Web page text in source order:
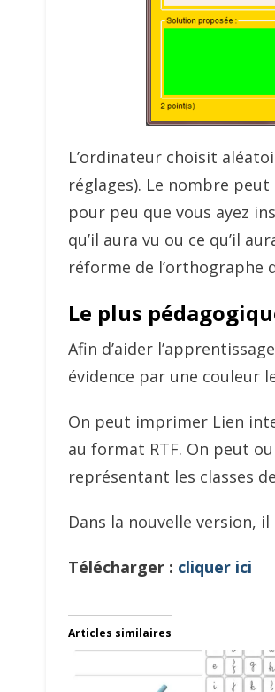
L’ordinateur choisit
réglages). Le nombre
pour peu que vous ayez
qu’il aura vu ou ce qu’il
réforme de l’orthographe
Le plus
Afin d’aider
évidence par une couleur
On peut imprimer Lien
au format RTF. On peut
représentant les classes
Dans la nouvelle version,
Télécharger : cliquer ici
Articles similaires